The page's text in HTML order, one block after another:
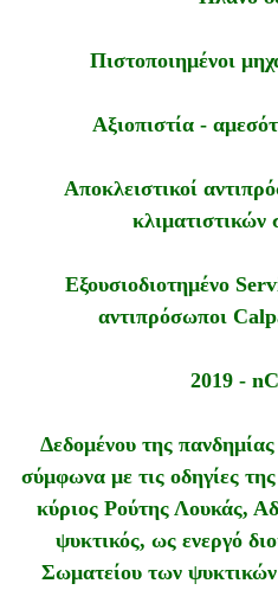
Πιστοποιημένοι
Αξιοπιστία -
Αποκλειστικοί
κλιματιστικών
Εξουσιοδιοτημένο
αντιπρόσωποι
2019 -
Δεδομένου της
σύμφωνα με τις οδηγίες
κύριος Ρούτης Λουκάς,
ψυκτικός, ως ενεργό
Σωματείου των